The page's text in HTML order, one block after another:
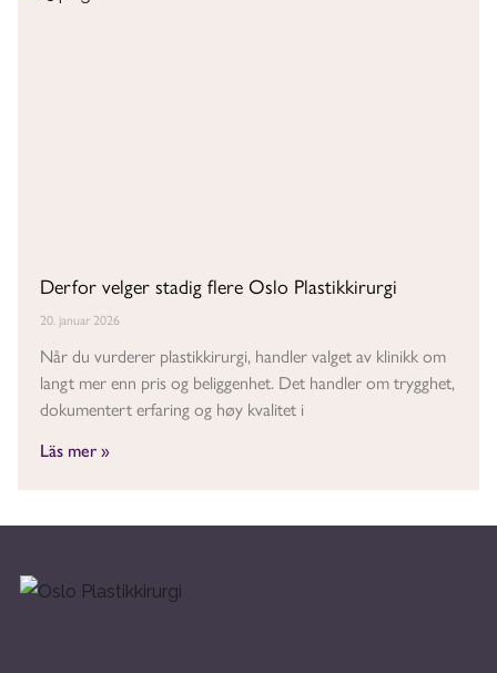
Derfor velger stadig flere Oslo Plastikkirurgi
20. januar 2026
Når du vurderer plastikkirurgi, handler valget av klinikk om
langt mer enn pris og beliggenhet. Det handler om trygghet,
dokumentert erfaring og høy kvalitet i
Läs mer »